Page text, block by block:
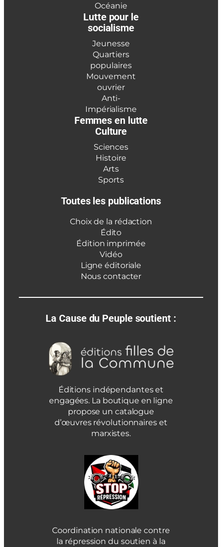
Océanie
Lutte pour le
socialisme
Jeunesse
Quartiers
populaires
Mouvement
ouvrier
Anti-
Impérialisme
Femmes en lutte
Culture
Sciences
Histoire
Arts
Sports
Toutes les publications
Choix de la rédaction
Édito
Édition imprimée
Vidéo
Ligne éditoriale
Nous contacter
La Cause du Peuple soutient :
Éditions indépendantes et
engagées. La boutique en ligne
propose un catalogue
d’œuvres révolutionnaires et
marxistes.
Coordination nationale contre
la répression du soutien à la